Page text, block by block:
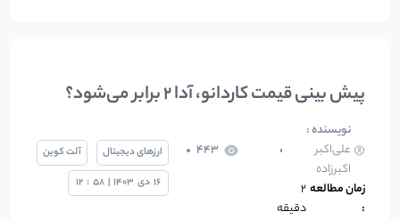
پیش‌ بینی قیمت کاردانو، آدا 2 برابر می‌شود؟
نویسنده :
علی‌اکبر
اکبرزاده
443
زمان مطالعه
:
2
دقیقه
ارزهای دیجیتال
آلت کوین
16 دی 1403
|
58
:
12